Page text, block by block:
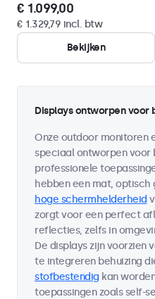
€ 1.099,00
€ 1.329,79 incl. btw
Bekijken
Displays ontworpen voor
Onze outdoor monitoren
speciaal ontworpen voor
professionele
hebben een mat, optisch
hoge schermhelderheid
zorgt voor een perfect
reflecties, zelfs in
De displays zijn voorzien
te integreren behuizing
stofbestendig kan
toepassingen zoals self-